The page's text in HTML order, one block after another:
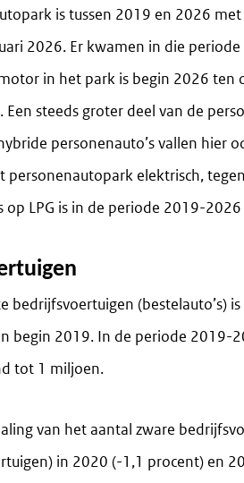
is tussen 2019 en 2026
2026. Er kwamen in die
in het park is begin 2026 ten
steeds groter deel van de
personenauto’s vallen hier
personenautopark elektrisch,
op LPG is in de periode 2019-
bedrijfsvoertuigen (bestelauto’s)
begin 2019. In de periode 2019-
tot 1 miljoen.
van het aantal zware
in 2020 (-1,1 procent) en